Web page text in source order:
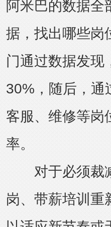
阿米巴的数据全
据，找出哪些岗
门通过数据发现
30%，随后，通
客服、维修等岗
率。
对于必须裁减
岗、带薪培训重